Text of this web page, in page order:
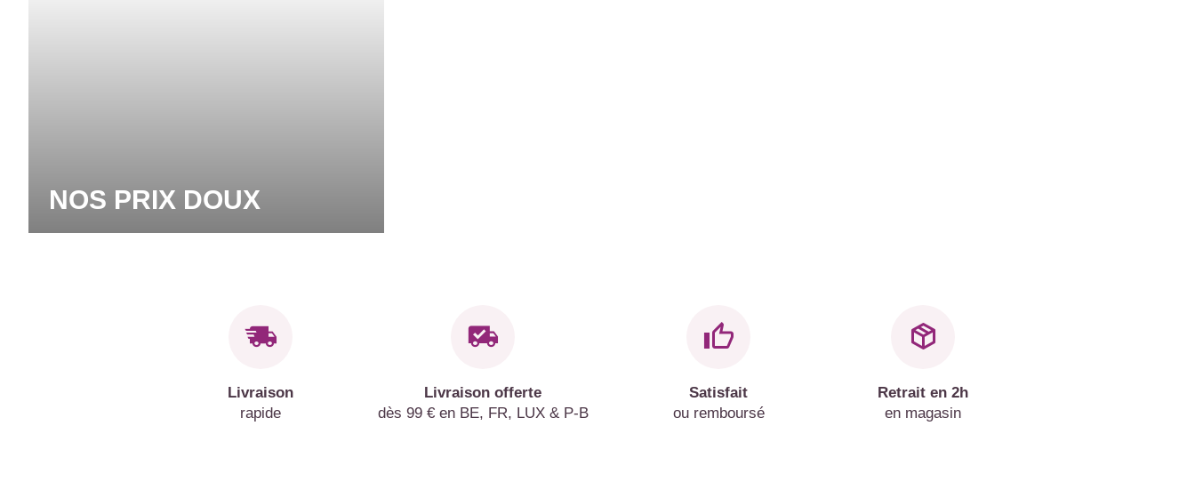
NOS PRIX DOUX
Livraison
rapide
Livraison offerte
dès 99 € en BE, FR, LUX & P-B
Satisfait
ou remboursé
Retrait en 2h
en magasin